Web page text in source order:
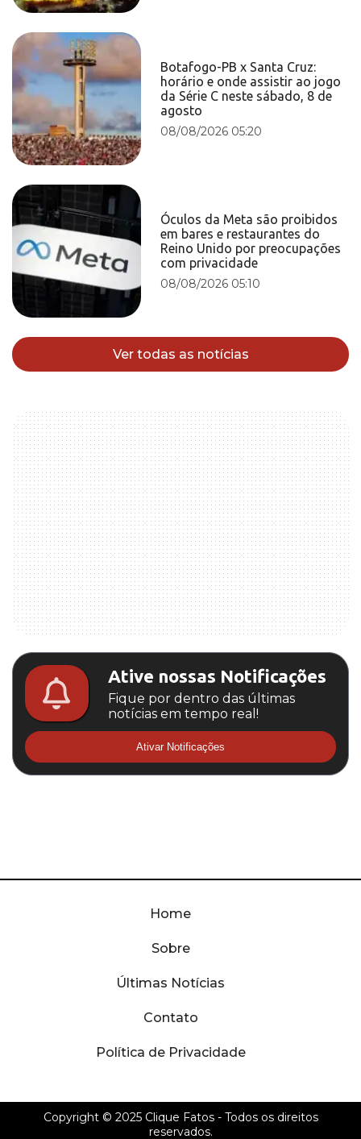
Botafogo-PB x Santa Cruz:
horário e onde assistir ao jogo
da Série C neste sábado, 8 de
agosto
08/08/2026 05:20
Óculos da Meta são proibidos
em bares e restaurantes do
Reino Unido por preocupações
com privacidade
08/08/2026 05:10
Ver todas as notícias
Ative nossas Notificações
Fique por dentro das últimas
notícias em tempo real!
Ativar Notificações
Home
Sobre
Últimas Notícias
Contato
Política de Privacidade
Copyright © 2025 Clique Fatos- Todos os direitos
reservados.